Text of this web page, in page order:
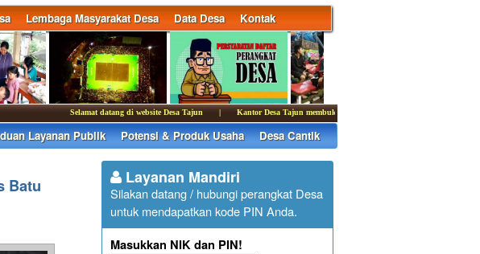
Lembaga Masyarakat Desa Data Desa Kontak
Selamat datang di website Desa Tajun | Kantor Desa Tajun membuka pelayanan publik pada hari Senin - kamis
Layanan Publik Potensi & Produk Usaha Desa Cantik
Batu Layanan Mandiri
Silakan datang / hubungi perangkat Desa
untuk mendapatkan kode PIN Anda.
Masukkan NIK dan PIN!